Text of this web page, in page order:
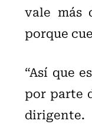
vale más
porque
“Así que
por parte
dirigente.